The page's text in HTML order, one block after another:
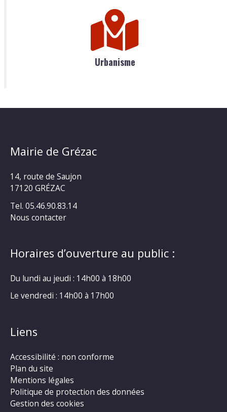
Urbanisme
Mairie de Grézac
14, route de Saujon
17120 GRÉZAC
Tel. 05.46.90.83.14
Nous contacter
Horaires d’ouverture au public :
Du lundi au jeudi : 14h00 à 18h00
Le vendredi : 14h00 à 17h00
Liens
Accessibilité : non conforme
Plan du site
Mentions légales
Politique de protection des données
Gestion des cookies